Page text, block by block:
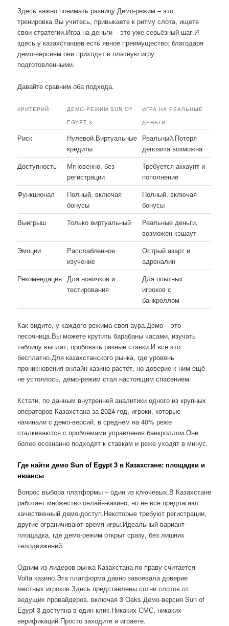
Здесь важно понимать разницу.Демо-режим – это
тренировка.Вы учитесь, привыкаете к ритму слота, ищете
свои стратегии.Игра на деньги – это уже серьёзный шаг.И
здесь у казахстанцев есть явное преимущество: благодаря
демо-версиям они приходят в платную игру
подготовленными.
Давайте сравним оба подхода.
КРИТЕРИЙ
ДЕМО-РЕЖИМ SUN OF
EGYPT 3
ИГРА НА РЕАЛЬНЫЕ
ДЕНЬГИ
Риск
Нулевой.Виртуальные
кредиты
Реальный.Потеря
депозита возможна
Доступность
Мгновенно, без
регистрации
Требуется аккаунт и
пополнение
Функционал
Полный, включая
бонусы
Полный, включая
бонусы
Выигрыш
Только виртуальный
Реальные деньги,
возможен кэшаут
Эмоции
Расслабленное
изучение
Острый азарт и
адреналин
Рекомендация Для новичков и
тестирования
Для опытных
игроков с
банкроллом
Как видите, у каждого режима своя аура.Демо – это
песочница.Вы можете крутить барабаны часами, изучать
таблицу выплат, пробовать разные ставки.И всё это
бесплатно.Для казахстанского рынка, где уровень
проникновения онлайн-казино растёт, но доверие к ним ещё
не устоялось, демо-режим стал настоящим спасением.
Кстати, по данным внутренней аналитики одного из крупных
операторов Казахстана за 2024 год, игроки, которые
начинали с демо-версий, в среднем на 40% реже
сталкиваются с проблемами управления банкроллом.Они
более осознанно подходят к ставкам и реже уходят в минус.
Где найти демо Sun of Egypt 3 в Казахстане: площадки и
нюансы
Вопрос выбора платформы – один из ключевых.В Казахстане
работает множество онлайн-казино, но не все предлагают
качественный демо-доступ.Некоторые требуют регистрации,
другие ограничивают время игры.Идеальный вариант –
площадка, где демо-режим открыт сразу, без лишних
телодвижений.
Одним из лидеров рынка Казахстана по праву считается
Volta казино.Эта платформа давно завоевала доверие
местных игроков.Здесь представлены сотни слотов от
ведущих провайдеров, включая 3 Oaks.Демо-версия Sun of
Egypt 3 доступна в один клик.Никаких СМС, никаких
верификаций.Просто заходите и играете.